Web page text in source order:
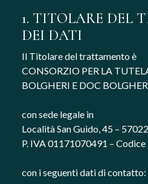
1. TITOLARE DEL
DEI DATI
Il Titolare del trattamento è
CONSORZIO PER LA
BOLGHERI E DOC
con sede legale in
Località San Guido, 45 –
P. IVA 01171070491 –
con i seguenti dati di contatto: